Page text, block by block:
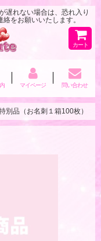
遅れない場合は、恐れ入り
をお願いいたします。
カート
マイページ 問い合わせ
別品（お名刺１箱100枚）